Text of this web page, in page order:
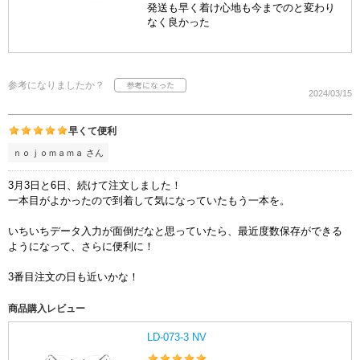
発送も早く着け心地も今までのと変わり
なく良かった
参考になりましたか？
2024/03/15
早くて便利
ｎｏｊｏｍａｍａ さん
3月3日と6日、続けて注文しました！
一本目がよかったので到着して気になっていたもう一本を。
いちいちデータ入力が面倒だなと思っていたら、最近度数保存ができる
ようになって、さらに便利に！
3番目注文の日も近いかな！
商品購入レビュー
LD-073-3 NV